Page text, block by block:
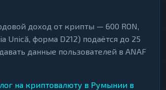
доход от крипты — 600 RON,
Unică, форма D212) подаётся до 25
данные пользователей в ANAF
на криптовалюту в Румынии в